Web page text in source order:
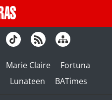
Marie Claire
Fortuna
Lunateen BATimes